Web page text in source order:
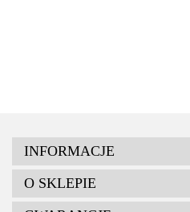
INFORMACJE
O SKLEPIE